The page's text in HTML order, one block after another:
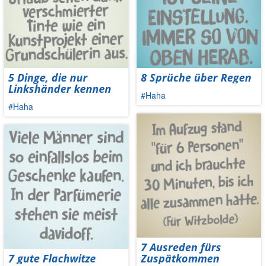
5 Dinge, die nur
Linkshänder kennen
#Haha
7 gute Flachwitze
8 Sprüche über Regen
#Haha
7 Ausreden fürs
Zuspätkommen